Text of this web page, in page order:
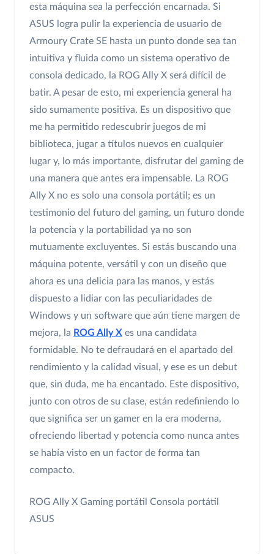
esta máquina sea la perfección encarnada. Si
ASUS logra pulir la experiencia de usuario de
Armoury Crate SE hasta un punto donde sea tan
intuitiva y fluida como un sistema operativo de
consola dedicado, la ROG Ally X será difícil de
batir. A pesar de esto, mi experiencia general ha
sido sumamente positiva. Es un dispositivo que
me ha permitido redescubrir juegos de mi
biblioteca, jugar a títulos nuevos en cualquier
lugar y, lo más importante, disfrutar del gaming de
una manera que antes era impensable. La ROG
Ally X no es solo una consola portátil; es un
testimonio del futuro del gaming, un futuro donde
la potencia y la portabilidad ya no son
mutuamente excluyentes. Si estás buscando una
máquina potente, versátil y con un diseño que
ahora es una delicia para las manos, y estás
dispuesto a lidiar con las peculiaridades de
Windows y un software que aún tiene margen de
mejora, la ROG Ally X es una candidata
formidable. No te defraudará en el apartado del
rendimiento y la calidad visual, y ese es un debut
que, sin duda, me ha encantado. Este dispositivo,
junto con otros de su clase, están redefiniendo lo
que significa ser un gamer en la era moderna,
ofreciendo libertad y potencia como nunca antes
se había visto en un factor de forma tan
compacto.
ROG Ally X Gaming portátil Consola portátil
ASUS